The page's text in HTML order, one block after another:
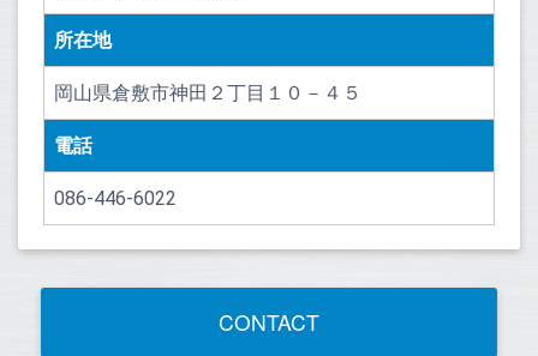
所在地
岡山県倉敷市神田２丁目１０－４５
電話
086-446-6022
CONTACT